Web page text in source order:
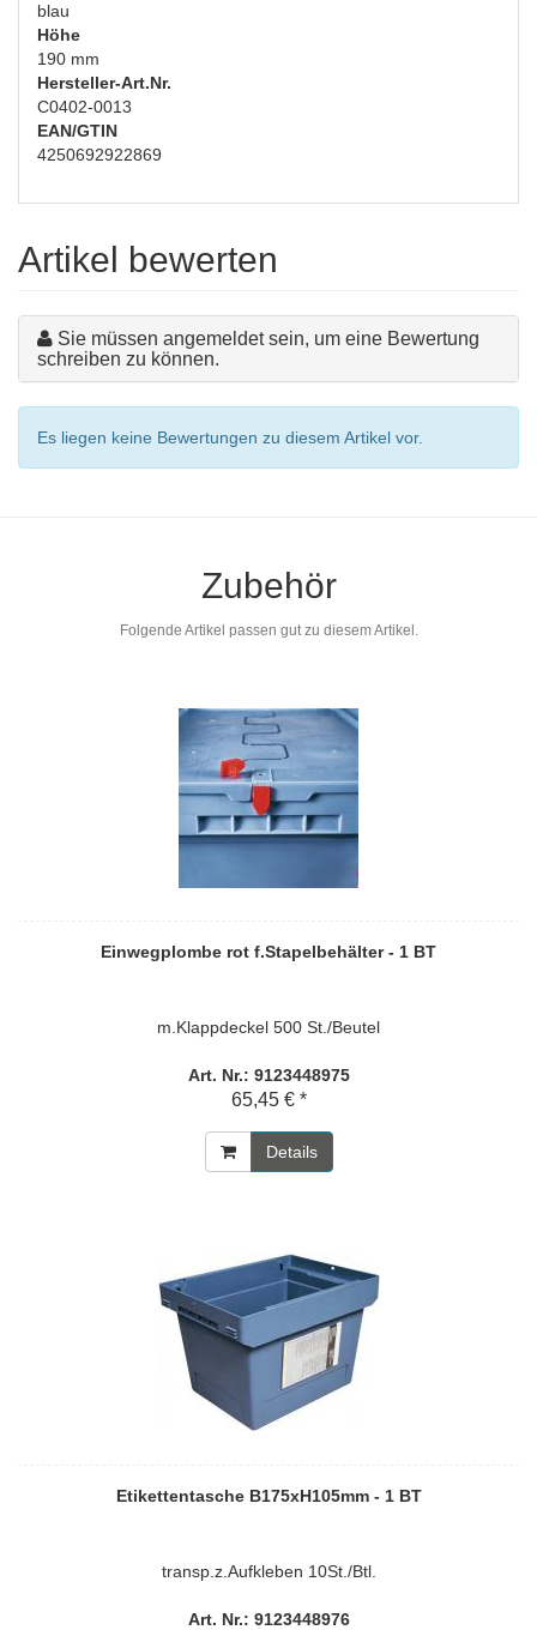
blau
Höhe
190 mm
Hersteller-Art.Nr.
C0402-0013
EAN/GTIN
4250692922869
Artikel bewerten
Sie müssen angemeldet sein, um eine Bewertung
schreiben zu können.
Es liegen keine Bewertungen zu diesem Artikel vor.
Zubehör
Folgende Artikel passen gut zu diesem Artikel.
Einwegplombe rot f.Stapelbehälter - 1 BT
m.Klappdeckel 500 St./Beutel
Art. Nr.: 9123448975
65,45 € *
Details
Etikettentasche B175xH105mm - 1 BT
transp.z.Aufkleben 10St./Btl.
Art. Nr.: 9123448976